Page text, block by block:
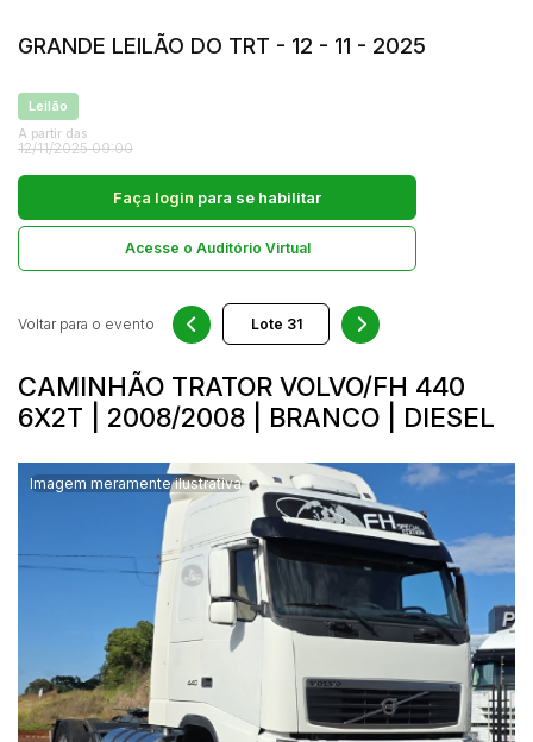
Imóveis
Apartamentos
Casa
Comercial
Hotel
Lote de Terreno
Ponto Comercial
Pousada
Prédio Comercial
Vaga de Garagem
Caminhão
Caminhões
Carro
Judiciais
Faixa de valor
R$
GRANDE LEILÃO DO TRT - 12 - 11 - 2025
Leilão
A partir das
12/11/2025 09:00
Faça login para se habilitar
Acesse o Auditório Virtual
CAMINHÃO TRATOR VOLVO/FH 440
6X2T | 2008/2008 | BRANCO | DIESEL
Voltar para o evento
Imagem meramente ilustrativa